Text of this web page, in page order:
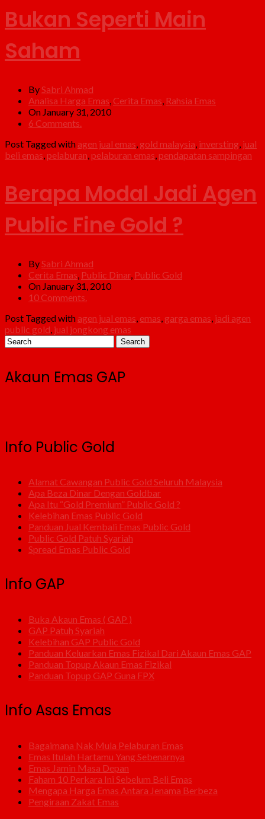
Bukan Seperti Main
Saham
By Sabri Ahmad
Analisa Harga Emas Cerita Emas Rahsia Emas
On January 31, 2010
6 Comments.
Post Tagged with agen jual emas gold malaysia inversting jual
beli emas pelaburan pelaburan emas pendapatan sampingan
Berapa Modal Jadi Agen
Public Fine Gold ?
BySabri Ahmad
Cerita Emas, Public Dinar, Public Gold
On January 31, 2010
10 Comments.
Post Tagged with agen jual emas, emas, garga emas, jadi agen
public gold, jual jongkong emas
Akaun Emas GAP
Info Public Gold
Alamat Cawangan Public Gold Seluruh Malaysia
Apa Beza Dinar Dengan Goldbar
Apa Itu “Gold Premium” Public Gold ?
Kelebihan Emas Public Gold
Panduan Jual Kembali Emas Public Gold
Public Gold Patuh Syariah
Spread Emas Public Gold
Info GAP
Buka Akaun Emas ( GAP )
GAP Patuh Syariah
Kelebihan GAP Public Gold
Panduan Keluarkan Emas Fizikal Dari Akaun Emas GAP
Panduan Topup Akaun Emas Fizikal
Panduan Topup GAP Guna FPX
Info Asas Emas
Bagaimana Nak Mula Pelaburan Emas
Emas Itulah Hartamu Yang Sebenarnya
Emas Jamin Masa Depan
Faham 10 Perkara Ini Sebelum Beli Emas
Mengapa Harga Emas Antara Jenama Berbeza
Pengiraan Zakat Emas